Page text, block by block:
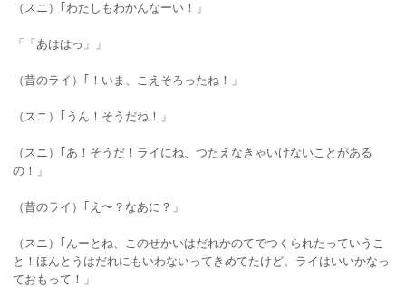
（スニ）｢わたしもわかんなーい！」
「「あははっ」」
（昔のライ）｢！いま、こえそろったね！」
（スニ）｢うん！そうだね！」
（スニ）｢あ！そうだ！ライにね、つたえなきゃいけないことがある
の！」
（昔のライ）｢え〜？なあに？」
（スニ）｢んーとね、このせかいはだれかのてでつくられたっていうこ
と！ほんとうはだれにもいわないってきめてたけど、ライはいいかなっ
ておもって！」